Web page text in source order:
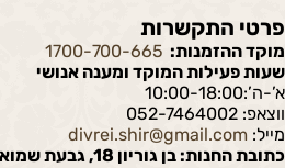
פרטי התקשרות
מוקד ההזמנות: 1700-700-665
שעות פעילות המוקד ומענה אנושי
א’-ה’:10:00-18:00
ווצאפ: 052-7464002
מייל: divrei.shir@gmail.com
כתובת החנות: בן גוריון 18, גבעת שמואל